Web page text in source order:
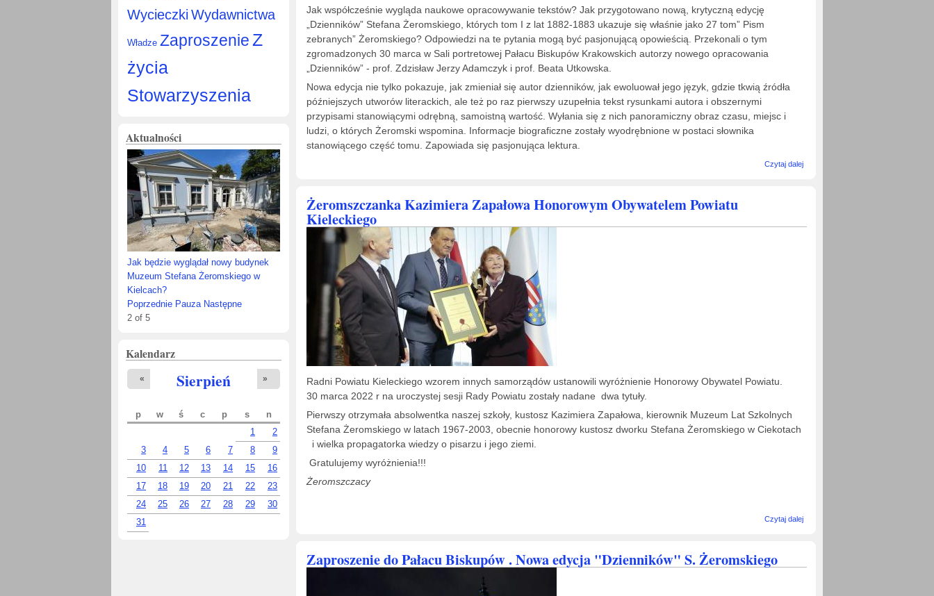
Wycieczki Wydawnictwa
Władze ZaproszenieZ
życia
Stowarzyszenia
Aktualności
IV edycja Konkursu Fotograficznego
„Żeromski, Żeromszczacy,
Żeromszczyzna”
Poprzednie Pauza Następne
4 of 5
Kalendarz
Sierpień
« »
p w ś c p s
n
1
2
3
4 5 6 7 8
9
10
11 12 13 14 15
16
17
18 19 20 21 22
23
24
25 26 27 28 29
30
31
Jak współcześnie wygląda naukowe opracowywanie tekstów? Jak przygotowano nową, krytyczną edycję
„Dzienników” Stefana Żeromskiego, których tom I z lat 1882-1883 ukazuje się właśnie jako 27 tom” Pism
zebranych” Żeromskiego? Odpowiedzi na te pytania mogą być pasjonującą opowieścią. Przekonali o tym
zgromadzonych 30 marca w Sali portretowej Pałacu Biskupów Krakowskich autorzy nowego opracowania
„Dzienników” - prof. Zdzisław Jerzy Adamczyk i prof. Beata Utkowska.
Nowa edycja nie tylko pokazuje, jak zmieniał się autor dzienników, jak ewoluował jego język, gdzie tkwią źródła
późniejszych utworów literackich, ale też po raz pierwszy uzupełnia tekst rysunkami autora i obszernymi
przypisami stanowiącymi odrębną, samoistną wartość. Wyłania się z nich panoramiczny obraz czasu, miejsc i
ludzi, o których Żeromski wspomina. Informacje biograficzne zostały wyodrębnione w postaci słownika
stanowiącego część tomu. Zapowiada się pasjonująca lektura.
Czytaj dalejwpis
Żeromszczanka Kazimiera Zapałowa Honorowym Obywatelem Powiatu
Kieleckiego
Radni Powiatu Kieleckiego wzorem innych samorządów ustanowili wyróżnienie Honorowy Obywatel Powiatu.
30 marca 2022 r na uroczystej sesji Rady Powiatu zostały nadane dwa tytuły.
Pierwszy otrzymała absolwentka naszej szkoły, kustosz Kazimiera Zapałowa, kierownik Muzeum Lat Szkolnych
Stefana Żeromskiego w latach 1967-2003, obecnie honorowy kustosz dworku Stefana Żeromskiego w Ciekotach
i wielka propagatorka wiedzy o pisarzu i jego ziemi.
Gratulujemy wyróżnienia!!!
Żeromszczacy
Czytaj dalejwpis
Obywatelem
Zaproszenie do Pałacu Biskupów . Nowa edycja "Dzienników" S. Żeromskiego